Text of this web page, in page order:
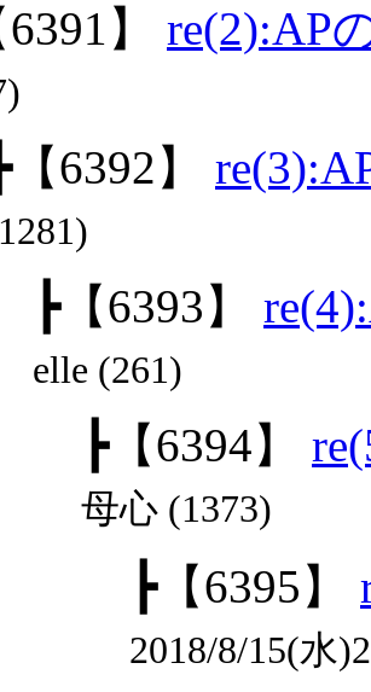
】 re(2):AP
┣【6392】
┣【6393】
elle (261)
┣【6394】
母心 (1373)
┣【6395】
2018/8/15(水